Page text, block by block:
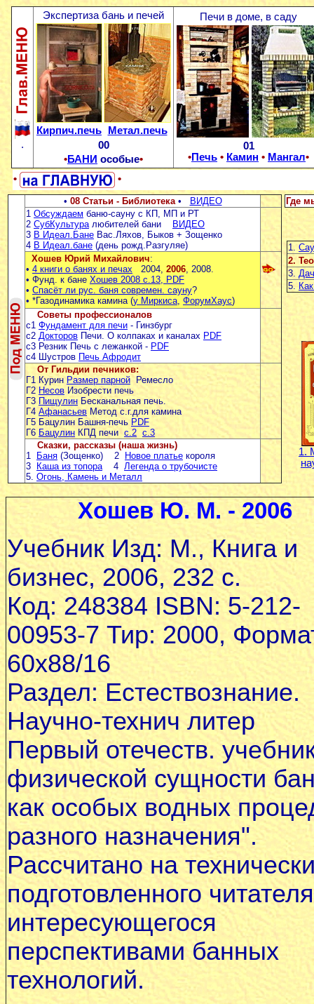
.
Экспертиза бань и печей
Кирпич.печь
Метал.печь
00
•БАНИ особые•
Печи в доме, в саду
01
•Печь • Камин • Мангал•
•
•
• 08 Статьи - Библиотека•
ВИДЕО
1 Обсуждаем баню-сауну с КП, МП и РТ
2 СубКультуралюбителей бани
ВИДЕО
3 В Идеал.Бане Вас.Ляхов, Быков + Зощенко
4 В Идеал.бане (день рожд.Разгуляе)
Хошев Юрий Михайлович:
• 4 книги о банях и печах 2004, 2006, 2008.
• Фунд. к бане Хошев 2008 с.13, PDF
• Спасёт ли рус. баня современ. сауну?
• *Газодинамика камина (у Миркиса, ФорумХаус)
Советы профессионалов
с1 Фундамент для печи - Гинзбург
с2 Докторов Печи. О колпаках и каналах PDF
с3 Резник Печь с лежанкой - PDF
с4 Шустров Печь Афродит
От Гильдии печников:
Г1 Курин Размер парной Ремесло
Г2 Несов Изобрести печь
Г3 Пищулин Бесканальная печь.
Г4 Афанасьев Метод с.г.для камина
Г5 Бацулин Башня-печь PDF
Г6 Бацулин КПД печи с.2 с.3
Сказки, рассказы (наша жизнь)
1
Баня (Зощенко) 2 Новое платье короля
3
Каша из топора4 Легенда о трубочисте
5. Огонь, Камень и Металл
Где
1.
2.
3.
5.
1.
Хошев Ю. М. - 2006
Учебник Изд: М., Книга и
бизнес, 2006, 232 c.
Код: 248384 ISBN: 5-212-
00953-7 Тир: 2000,
60х88/16
Раздел: Естествознание.
Научно-технич литер
Первый отечеств.
физической сущности
как особых водных
разного назначения".
Рассчитано на
подготовленного
интересующегося
перспективами банных
технологий.